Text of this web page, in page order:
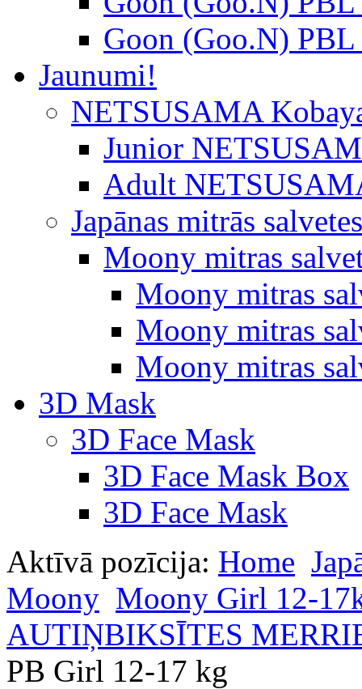
Goon (Goo.N)
Jaunumi!
NETSUSAMA
Junior
Adult
Japānas mitrās salvetes
Moony mitras
Moony mitras
Moony mitras
Moony mitras
3D Mask
3D Face Mask
3D Face Mask Box
3D Face Mask
Aktīvā pozīcija: Home
Moony Moony Girl 12-
AUTIŅBIKSĪTES
PB Girl 12-17 kg